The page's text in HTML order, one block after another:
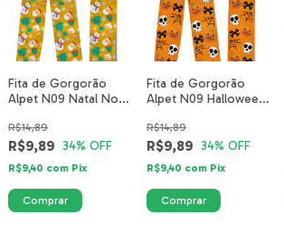
Fita de Gorgorão
Alpet N09 Natal Noel
18-40mm
R$9,89
R$14,89
34% OFF
R$9,40 com Pix
Fita de Gorgorão
Alpet N09 Halloween
Laranja 5144-06-
40mm
R$9,89
R$14,89
34% OFF
R$9,40 com Pix